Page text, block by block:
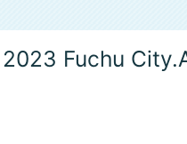
Fuchu